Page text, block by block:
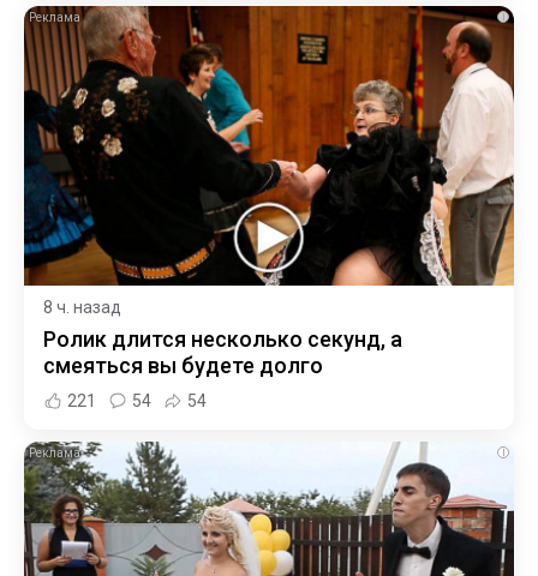
i
8 ч. назад
Ролик длится несколько секунд, а
смеяться вы будете долго
221 54 54
i